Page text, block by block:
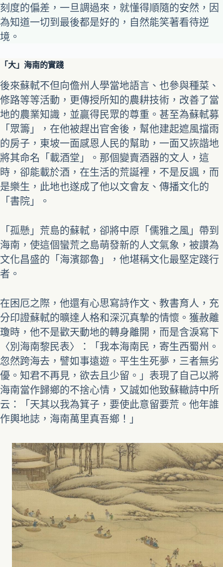
刻度的偏差，一旦調過來，就懂得順隨的安然，因
為知道一切到最後都是好的，自然能笑著看待逆
境。
「大」海南的實踐
後來蘇軾不但向儋州人學當地語言、也參與種菜、
修路等等活動，更傳授所知的農耕技術，改善了當
地的農業知識，並贏得民眾的尊重。甚至為蘇軾募
「眾籌」，在他被趕出官舍後，幫他建起遮風擋雨
的房子，東坡一面感恩人民的幫助，一面又詼諧地
將其命名「載酒堂」。那個變賣酒器的文人，這
時，卻能載於酒，在生活的荒誕裡，不是反諷，而
是樂生，此地也遂成了他以文會友、傳播文化的
「書院」。
「孤懸」荒島的蘇軾，卻將中原「儒雅之風」帶到
海南，使這個蠻荒之島萌發新的人文氣象，被讚為
文化昌盛的「海濱鄒魯」，他堪稱文化最堅定踐行
者。
在困厄之際，他還有心思寫詩作文、教書育人，充
分印證蘇軾的曠達人格和深沉真摯的情懷。獲赦離
瓊時，他不是歡天動地的轉身離開，而是含淚寫下
〈別海南黎民表〉：「我本海南民，寄生西蜀州。
忽然跨海去，譬如事遠遊。平生生死夢，三者無劣
優。知君不再見，欲去且少留。」表現了自己以將
海南當作歸鄉的不捨心情，又誠如他致蘇轍詩中所
云：「天其以我為箕子，要使此意留要荒。他年誰
作輿地誌，海南萬里真吾鄉！」